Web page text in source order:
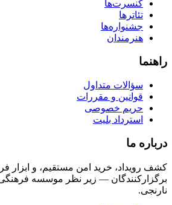
کنسرت‌ها
تئاترها
جشنواره‌ها
هنرمندان
راهنما
سؤالات متداول
قوانین و مقررات
حریم خصوصی
استرداد بلیت
درباره ما
کشف رویداد، خرید امن مستقیم، و ابزار
برگزارکنندگان — زیر نظر موسسه
نارنجی.